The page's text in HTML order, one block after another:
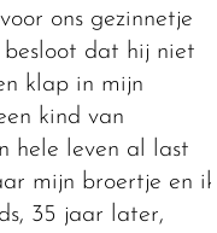
ons gezinnetje
besloot dat hij niet
klap in mijn
kind van
hele leven al last
mijn broertje en ik
35 jaar later,